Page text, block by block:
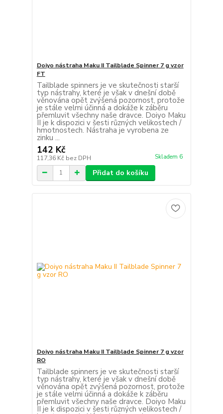
Doiyo nástraha Maku II Tailblade Spinner 7 g vzor
FT
Tailblade spinners je ve skutečnosti starší
typ nástrahy, které je však v dnešní době
věnována opět zvýšená pozornost, protože
je stále velmi účinná a dokáže k záběru
přemluvit všechny naše dravce. Doiyo Maku
II je k dispozici v šesti různých velikostech /
hmotnostech. Nástraha je vyrobena ze
zinku ...
142 Kč
117,36 Kč bez DPH Skladem 6
Přidat do košíku
Doiyo nástraha Maku II Tailblade Spinner 7 g vzor
RO
Tailblade spinners je ve skutečnosti starší
typ nástrahy, které je však v dnešní době
věnována opět zvýšená pozornost, protože
je stále velmi účinná a dokáže k záběru
přemluvit všechny naše dravce. Doiyo Maku
II je k dispozici v šesti různých velikostech /